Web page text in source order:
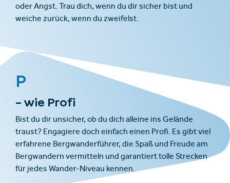
oder Angst. Trau dich, wenn du dir sicher bist und
weiche zurück, wenn du zweifelst.
P
– wie Profi
Bist du dir unsicher, ob du dich alleine ins Gelände
traust? Engagiere doch einfach einen Profi. Es gibt viel
erfahrene Bergwanderführer, die Spaß und Freude am
Bergwandern vermitteln und garantiert tolle Strecken
für jedes Wander-Niveau kennen.